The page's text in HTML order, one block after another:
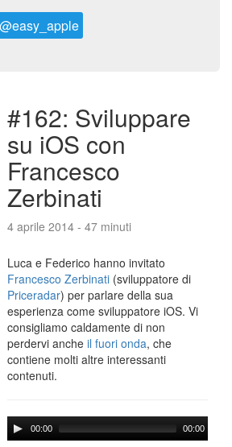
@easy_apple
#162: Sviluppare
su iOS con
Francesco
Zerbinati
4 aprile 2014 - 47 minuti
Luca e Federico hanno invitato
Francesco Zerbinati (sviluppatore di
Priceradar) per parlare della sua
esperienza come sviluppatore iOS. Vi
consigliamo caldamente di non
perdervi ancheil fuori onda, che
contiene molti altre interessanti
contenuti.
00:00 00:00